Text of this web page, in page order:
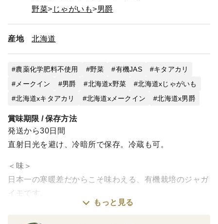
野菜
じゃがいも 男爵
産地 北海道
農薬化学肥料不使用 野菜 有機JAS
キタアカリ
メークイン
男爵 北海道x野菜
北海道xじゃがいも
北海道xキタアカリ
北海道xメークイン 北海道x男爵
賞味期限 / 保存方法
発送から30日間
直射日光を避け、冷暗所で保存。冷蔵も可。
＜味＞
日本一の寒暖差だからこそ味わえる、有機栽培のジャガ
イモです。
男爵、北あかり、メークインの３種類の中から、お好み
もっと見る